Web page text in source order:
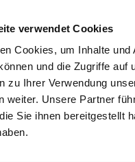
verwendet Cookies
Cookies, um Inhalte
und die Zugriffe
zu Ihrer Verwendung
weiter. Unsere Partner
Sie ihnen bereitgestellt